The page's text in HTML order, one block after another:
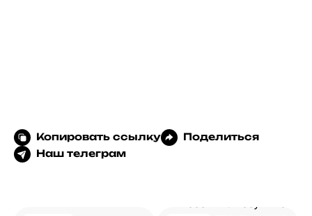
Копировать ссылку
Поделиться
Наш телеграм